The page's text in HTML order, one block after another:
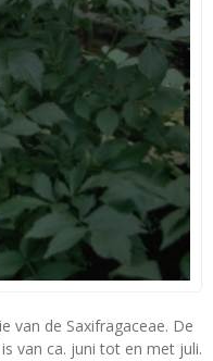
van de Saxifragaceae. De
van ca. juni tot en met juli.